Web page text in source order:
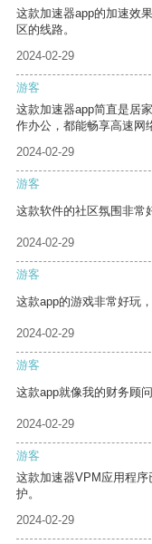
这款加速器app的加速效
区的线路。
2024-02-29
游客
这款加速器app简直是居
作办公，都能畅享高速网
2024-02-29
游客
这款软件的社区氛围非常
2024-02-29
游客
这款app的游戏非常好玩
2024-02-29
游客
这款app就像我的财务顾
2024-02-29
游客
这款加速器VPM应用程
护。
2024-02-29